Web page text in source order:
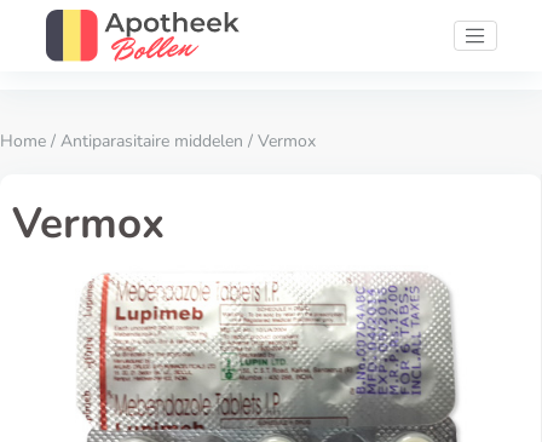
Home / Antiparasitaire middelen / Vermox
Vermox